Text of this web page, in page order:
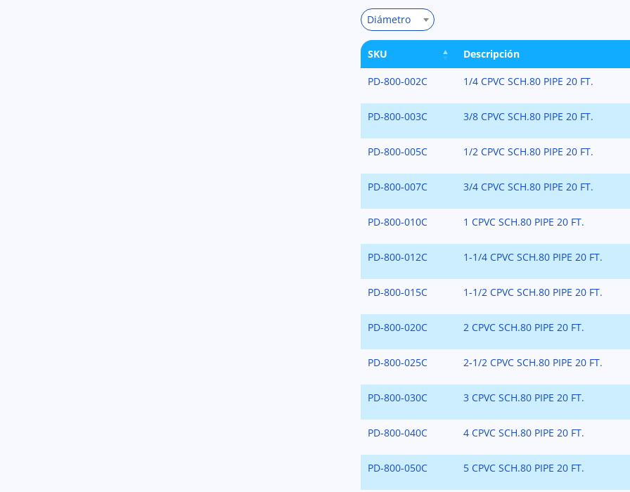
Diámetro
SKU Descripción
PD-800-002C 1/4 CPVC SCH.80 PIPE 20 FT.
PD-800-003C 3/8 CPVC SCH.80 PIPE 20 FT.
PD-800-005C 1/2 CPVC SCH.80 PIPE 20 FT.
PD-800-007C 3/4 CPVC SCH.80 PIPE 20 FT.
PD-800-010C 1 CPVC SCH.80 PIPE 20 FT.
PD-800-012C 1-1/4 CPVC SCH.80 PIPE 20 FT.
PD-800-015C 1-1/2 CPVC SCH.80 PIPE 20 FT.
PD-800-020C 2 CPVC SCH.80 PIPE 20 FT.
PD-800-025C 2-1/2 CPVC SCH.80 PIPE 20 FT.
PD-800-030C 3 CPVC SCH.80 PIPE 20 FT.
PD-800-040C 4 CPVC SCH.80 PIPE 20 FT.
PD-800-050C 5 CPVC SCH.80 PIPE 20 FT.